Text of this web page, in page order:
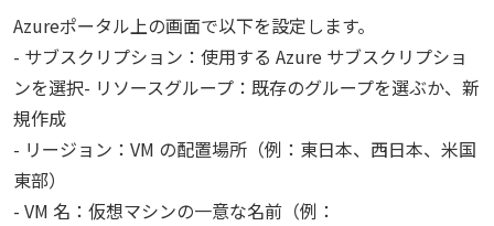
Azureポータル上の画面で以下を設定します。
- サブスクリプション：使用する Azure サブスクリプショ
ンを選択- リソースグループ：既存のグループを選ぶか、新
規作成
- リージョン：VM の配置場所（例：東日本、西日本、米国
東部）
- VM 名：仮想マシンの一意な名前（例：